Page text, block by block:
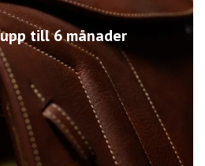
till 6 månader